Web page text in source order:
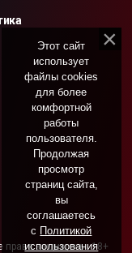
права защищены. 18+
Этот сайт
использует
файлы cookies
для более
комфортной
работы
пользователя.
Продолжая
просмотр
страниц сайта,
вы
соглашаетесь
с Политикой
использования